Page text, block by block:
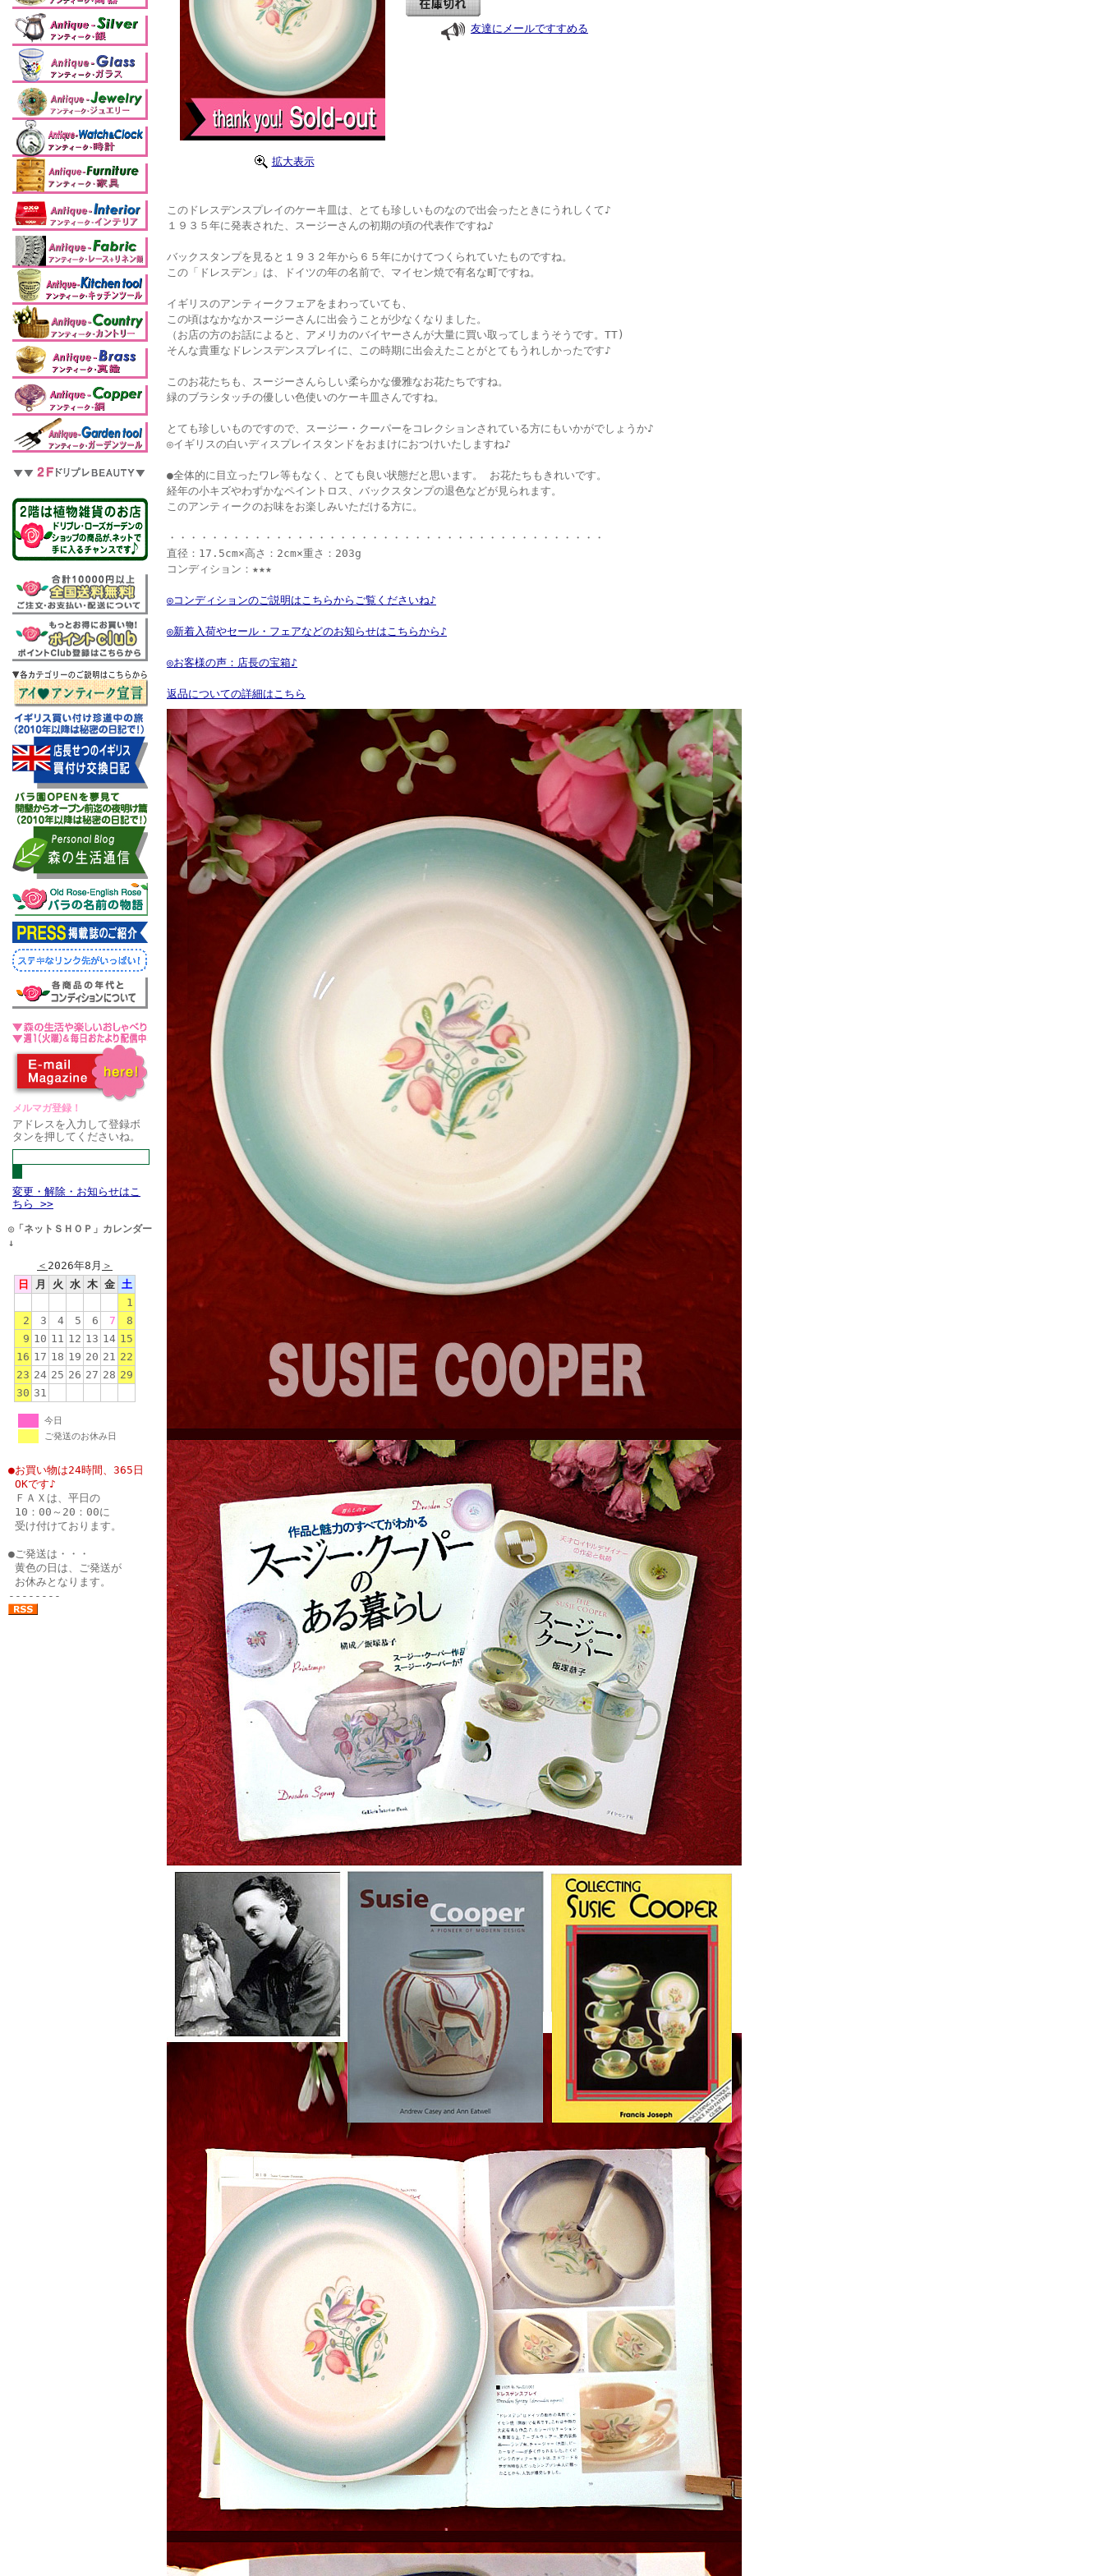
メルマガ登録！
アドレスを入力して登録ボ
タンを押してくださいね。
変更・解除・お知らせはこ
ちら >>
◎「ネットＳＨＯＰ」カレンダー
↓
＜ 2026年8月 ＞
日
月 火 水 木 金 土
1
2
3 4 5 6 7
8
9 10 11 12 13 14 15
16 17 18 19 20 21 22
23 24 25 26 27 28 29
30 31
今日
ご発送のお休み日
●お買い物は24時間、365日
OKです♪
ＦＡＸは、平日の
10：00～20：00に
受け付けております。
●ご発送は・・・
黄色の日は、ご発送が
お休みとなります。
--------
拡大表示
友達にメールですすめる
このドレスデンスプレイのケーキ皿は、とても珍しいものなので出会ったときにうれしくて♪
１９３５年に発表された、スージーさんの初期の頃の代表作ですね♪
バックスタンプを見ると１９３２年から６５年にかけてつくられていたものですね。
この「ドレスデン」は、ドイツの年の名前で、マイセン焼で有名な町ですね。
イギリスのアンティークフェアをまわっていても、
この頃はなかなかスージーさんに出会うことが少なくなりました。
（お店の方のお話によると、アメリカのバイヤーさんが大量に買い取ってしまうそうです。TT)
そんな貴重なドレンスデンスプレイに、この時期に出会えたことがとてもうれしかったです♪
このお花たちも、スージーさんらしい柔らかな優雅なお花たちですね。
緑のブラシタッチの優しい色使いのケーキ皿さんですね。
とても珍しいものですので、スージー・クーパーをコレクションされている方にもいかがでしょうか♪
◎イギリスの白いディスプレイスタンドをおまけにおつけいたしますね♪
●全体的に目立ったワレ等もなく、とても良い状態だと思います。 お花たちもきれいです。
経年の小キズやわずかなペイントロス、バックスタンプの退色などが見られます。
このアンティークのお味をお楽しみいただける方に。
・・・・・・・・・・・・・・・・・・・・・・・・・・・・・・・・・・・・・・・・・
直径：17.5cm×高さ：2cm×重さ：203g
コンディション：★★★
◎コンディションのご説明はこちらからご覧くださいね♪
◎新着入荷やセール・フェアなどのお知らせはこちらから♪
◎お客様の声：店長の宝箱♪
返品についての詳細はこちら